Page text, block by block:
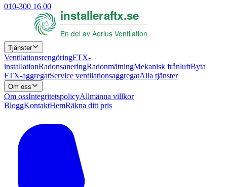
010-300 16 00
Tjänster
VentilationsrengöringFTX-
installationRadonsaneringRadonmätningMekanisk frånluftByta
FTX-aggregatService ventilationsaggregatAlla tjänster
Om oss
Om ossIntegritetspolicyAllmänna villkor
BloggKontaktHemRäkna ditt pris